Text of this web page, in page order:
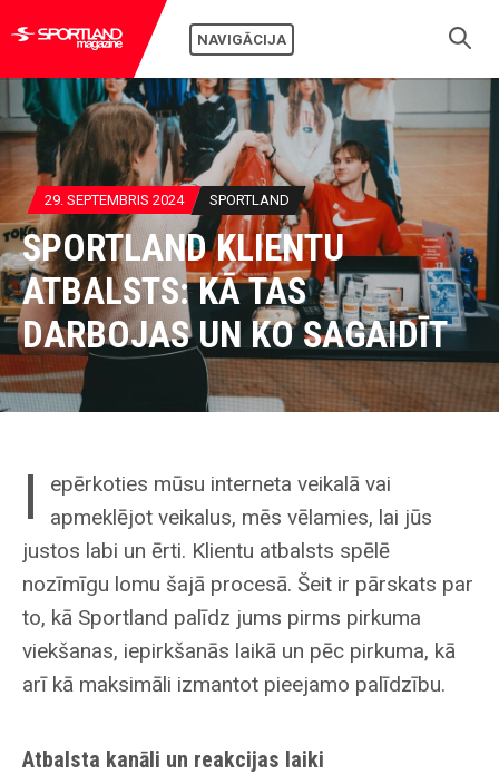
NAVIGĀCIJA
29. SEPTEMBRIS 2024 SPORTLAND
SPORTLAND KLIENTU
ATBALSTS: KĀ TAS
DARBOJAS UN KO SAGAIDĪT
I
epērkoties mūsu interneta veikalā vai
apmeklējot veikalus, mēs vēlamies, lai jūs
justos labi un ērti. Klientu atbalsts spēlē
nozīmīgu lomu šajā procesā. Šeit ir pārskats par
to, kā Sportland palīdz jums pirms pirkuma
viekšanas, iepirkšanās laikā un pēc pirkuma, kā
arī kā maksimāli izmantot pieejamo palīdzību.
Atbalsta kanāli un reakcijas laiki